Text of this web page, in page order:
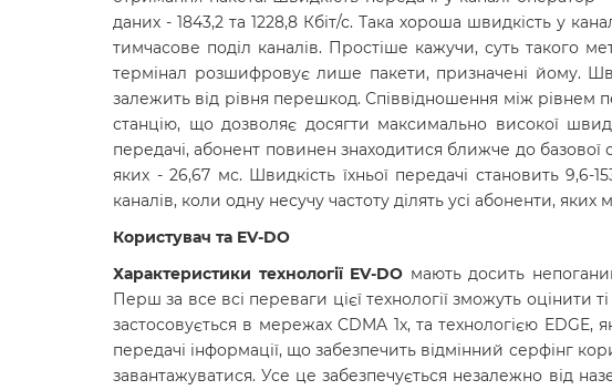
даних - 1843,2 та 1228,8 Кбіт/с. Така хороша швидкість у
тимчасове поділ каналів. Простіше кажучи, суть такого
термінал розшифровує лише пакети, призначені йому.
залежить від рівня перешкод. Співвідношення між рівнем
станцію, що дозволяє досягти максимально високої
передачі, абонент повинен знаходитися ближче до базової
яких - 26,67 мс. Швидкість їхньої передачі становить
каналів, коли одну несучу частоту ділять усі абоненти,
Користувач та EV-DO
Характеристики технології EV-DO мають досить
Перш за все всі переваги цієї технології зможуть оцінити
застосовується в мережах CDMA 1х, та технологією
передачі інформації, що забезпечить відмінний серфінг
завантажуватися. Усе це забезпечується незалежно від